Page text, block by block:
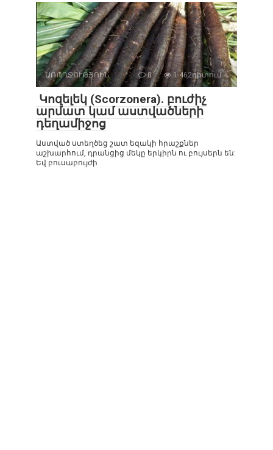
ԱՌՈՂՋՈՒԹՅՈԻՆ 0 1 462դիտում
Կոզելեկ (Scorzonera). բուժիչ
արմատ կամ աստվածների
դեղամիջոց
Աստված ստեղծեց շատ եզակի հրաշքներ
աշխարհում, դրանցից մեկը երկիրն ու բույսերն են:
Եվ բուսաբույժի